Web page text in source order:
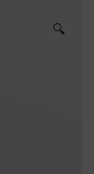
🔍